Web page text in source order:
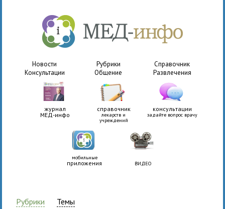
Новости Рубрики
Справочник
Консультации
Общение Развлечения
журнал
МЕД-инфо
справочник
лекарств и
учреждений
консультации
задайте вопрос врачу
мобильные
приложения ВИДЕО
Рубрики Темы